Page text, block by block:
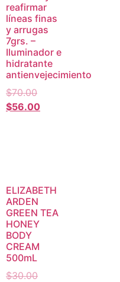
reafirmar
líneas finas
y arrugas
7grs. –
Iluminador e
hidratante
antienvejecimiento
$70.00
$56.00
ELIZABETH
ARDEN
GREEN TEA
HONEY
BODY
CREAM
500mL
$30.00